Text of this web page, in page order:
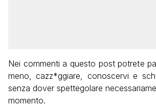
Nei commenti a questo post potrete
meno, cazz*ggiare, conoscervi e
senza dover spettegolare
momento.